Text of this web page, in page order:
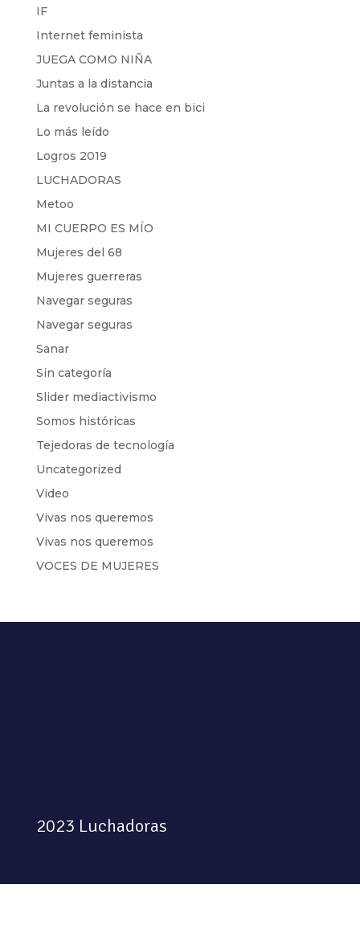
IF
Internet feminista
JUEGA COMO NIÑA
Juntas a la distancia
La revolución se hace en bici
Lo más leído
Logros 2019
LUCHADORAS
Metoo
MI CUERPO ES MÍO
Mujeres del 68
Mujeres guerreras
Navegar seguras
Navegar seguras
Sanar
Sin categoría
Slider mediactivismo
Somos históricas
Tejedoras de tecnología
Uncategorized
Video
Vivas nos queremos
Vivas nos queremos
VOCES DE MUJERES
2023 Luchadoras